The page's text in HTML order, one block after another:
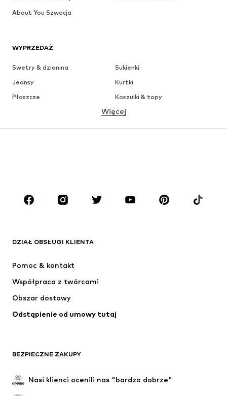
WYPRZEDAŻ
Swetry & dzianina
Sukienki
Jeansy
Kurtki
Płaszcze
Koszulki & topy
Bielizna
Akcesoria
Premium
Nowości
Kurtki
Bielizna
Płaszcze
Spódnice
Specjalne okazje
Więcej
DZIAŁ OBSŁUGI KLIENTA
Pomoc & kontakt
Współpraca z twórcami
Obszar dostawy
Odstąpienie od umowy tutaj
BEZPIECZNE ZAKUPY
Nasi klienci ocenili nas "bardzo dobrze"
About You Szwecja